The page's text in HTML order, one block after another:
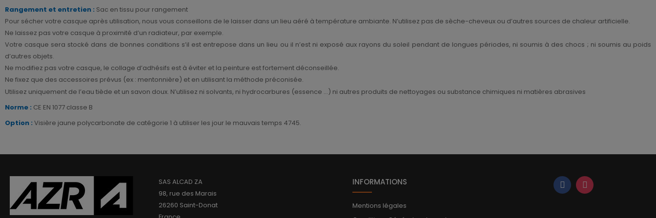
Rangement et entretien : Sac en tissu pour rangement
Pour sécher votre casque après utilisation, nous vous conseillons de le laisser dans un lieu aéré à température ambiante. N’utilisez pas de sèche-cheveux ou d’autres sources de chaleur artificielle.
Ne laissez pas votre casque à proximité d’un radiateur, par exemple.
Votre casque sera stocké dans de bonnes conditions s’il est entrepose dans un lieu ou il n’est ni exposé aux rayons du soleil pendant de longues périodes, ni soumis à des chocs ; ni soumis au poids
d’autres objets.
Ne modifiez pas votre casque, le collage d’adhésifs est à éviter et la peinture est fortement déconseillée.
Ne fixez que des accessoires prévus (ex : mentonnière) et en utilisant la méthode préconisée.
Utilisez uniquement de l’eau tiède et un savon doux. N’utilisez ni solvants, ni hydrocarbures (essence …) ni autres produits de nettoyages ou substance chimiques ni matières abrasives
Norme : CE EN 1077 classe B
Option : Visière jaune polycarbonate de catégorie 1 à utiliser les jour le mauvais temps 4745.
SAS ALCAD ZA
98, rue des Marais
26260 Saint-Donat
INFORMATIONS
Mentions légales